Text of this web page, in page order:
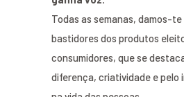
Todas as semanas, damos-
bastidores dos produtos
consumidores, que se
diferença, criatividade e pelo